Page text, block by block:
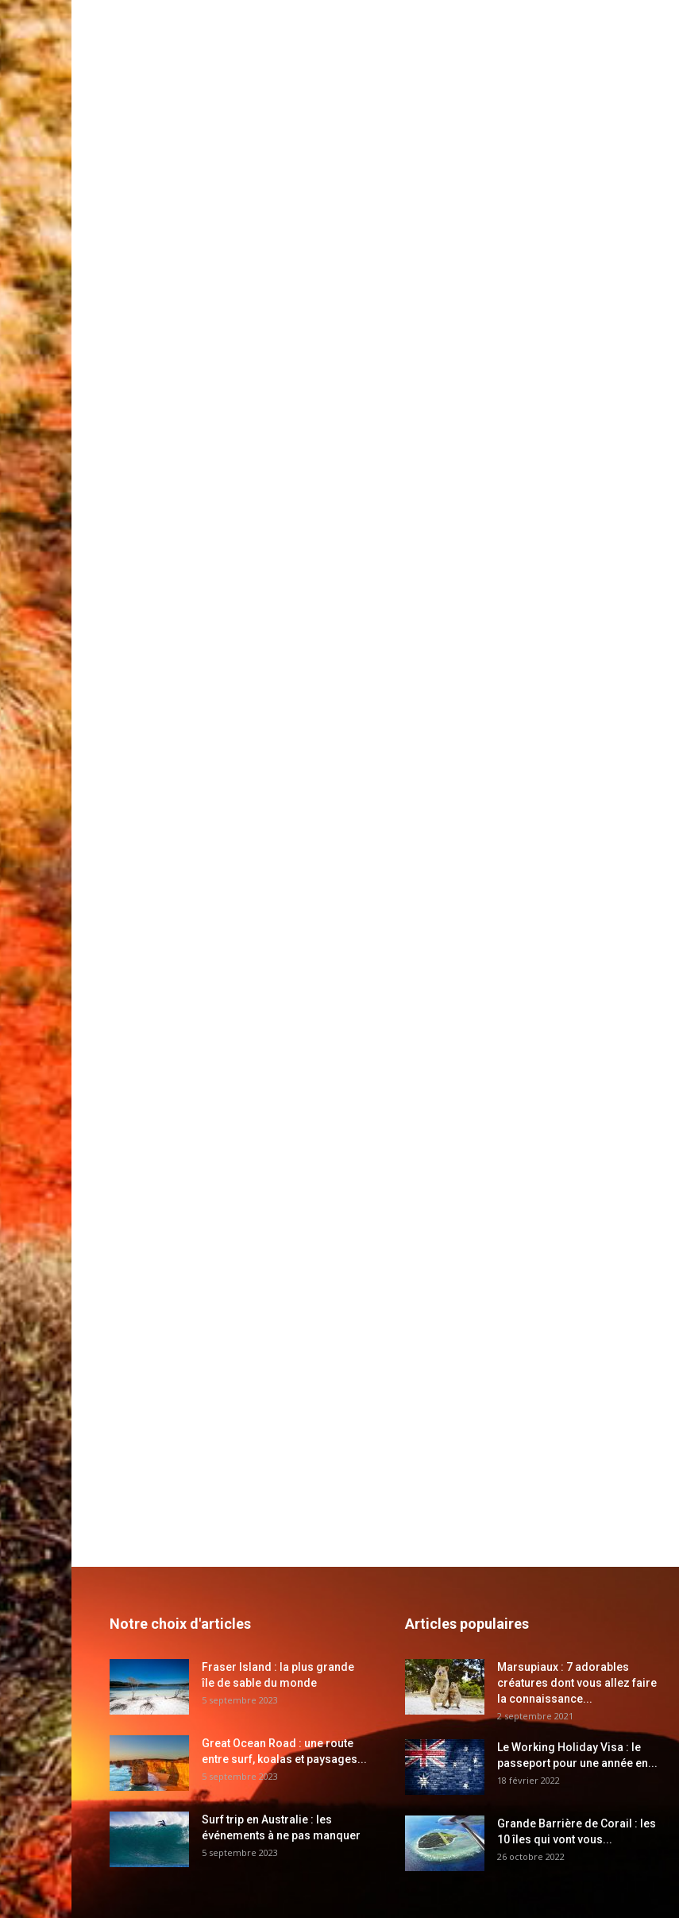
Notre choix d'articles
Fraser Island : la plus grande
île de sable du monde
5 septembre 2023
Great Ocean Road : une route
entre surf, koalas et paysages...
5 septembre 2023
Surf trip en Australie : les
événements à ne pas manquer
5 septembre 2023
Articles populaires
Marsupiaux : 7 adorables
créatures dont vous allez faire
la connaissance...
2 septembre 2021
Le Working Holiday Visa : le
passeport pour une année en...
18 février 2022
Grande Barrière de Corail : les
10 îles qui vont vous...
26 octobre 2022